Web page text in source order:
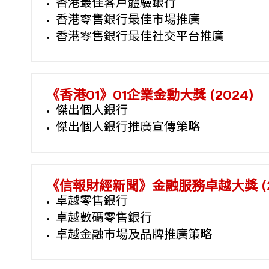
香港最佳客戶體驗銀行
香港零售銀行最佳市場推廣
香港零售銀行最佳社交平台推廣
《香港01》01企業金勳大獎 (2024)
傑出個人銀行
傑出個人銀行推廣宣傳策略
《信報財經新聞》金融服務卓越大獎
卓越零售銀行
卓越數碼零售銀行
卓越金融市場及品牌推廣策略